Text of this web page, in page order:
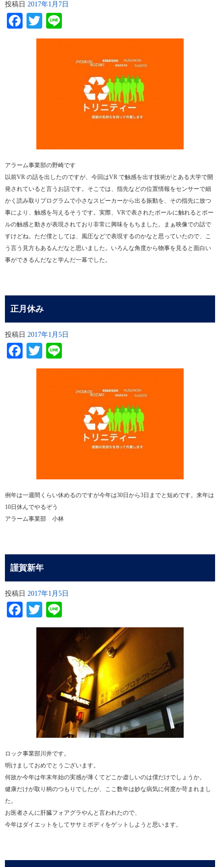
投稿日 2017年1月7日
Facebook
Twitter
アラーム事業部の野崎です
以前VR の話を出したのですが、今回はVR で触感を出す技術がとある大学で開
発されていると言うお話です。そこでは、指先などの位置情報をセンサーで細
かく読み取りプログラムで小さなスピーカーから出る振動を、その指先に放つ
事により、触感を与えるそうです。実際、VRで表されたボールに触れるとボー
ルの触感と動きが表現されており非常に興味をもちました。まぁ映像での話で
すけどね。ただ僕としては、風圧などで表現するのかなと思っていたので、こ
う言う見方もあるんだなと思いました。いろんな角度から物事を見ると面白い
事ができるんだなと学んだ一幕でした。
正月休み
投稿日 2017年1月5日
Facebook
Twitter
例年は一週間くらい休めるのですが今年は30日から3日までと短めです。来年は
10日休んでやるぞう
アラーム事業部 小林
謹賀新年
投稿日 2017年1月5日
Facebook
Twitter
ロック事業部川井です。
明けましておめでとうございます。
何故か今年は年末年始の実感が薄くてどこか虚しいのは僕だけでしょうか。
健康だけが取り柄のつもりでしたが、ここ数年は妙な病気に何度か苛まれまし
た。
お医者さんに肝臓フォアグラやんと言われたので、
今年はダイエットをしてササミボディをゲットしようと思います。